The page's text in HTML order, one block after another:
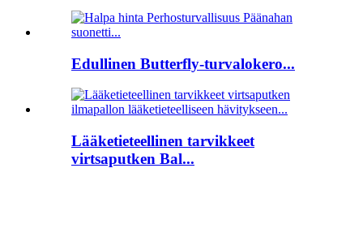
Edullinen Butterfly-turvalokero...
Lääketieteellinen tarvikkeet
virtsaputken Bal...